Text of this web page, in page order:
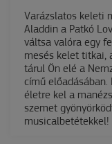
Varázslatos keleti
Aladdin a Patkó
váltsa valóra egy
mesés kelet titkai,
tárul Ön elé a
című
életre kel a
szemet
musicalbetétekkel!